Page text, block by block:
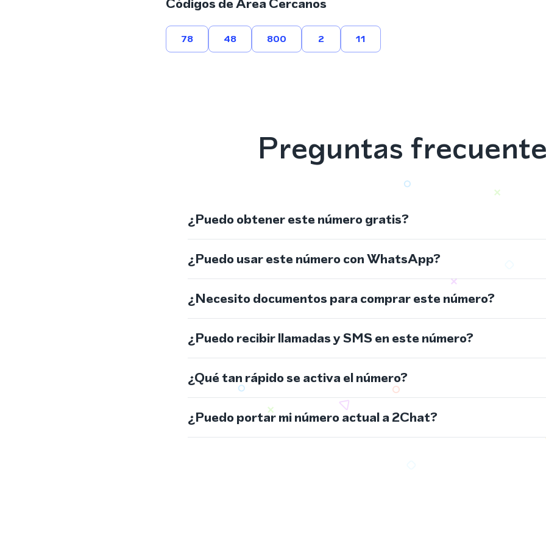
78 48 800 2 11
Preguntas
¿Puedo obtener este número gratis?
¿Puedo usar este número con WhatsApp?
¿Necesito documentos para comprar este número?
¿Puedo recibir llamadas y SMS en este número?
¿Qué tan rápido se activa el número?
¿Puedo portar mi número actual a 2Chat?